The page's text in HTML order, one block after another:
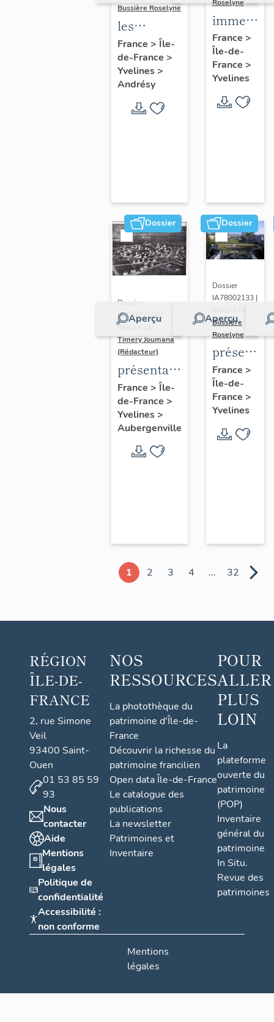
Bussière Roselyne
les
immeubles,
maisons et
fermes du
canton
d'Andrésy
France > Île-
de-France >
Yvelines>
Andrésy
Roselyne
maisons,
fermes
France >
Île-de-
France >
Yvelines
Dossier
Aperçu
Dossier
IA78002210 |
Réalisé par
Timery Joumana
(Rédacteur)
présentation
de l'étude
d'Elisabethville
France > Île-
de-France >
Yvelines>
Aubergenville
Dossier
Aperçu
Dossier
IA78002133 |
Bussière
Roselyne
du
diagnostic
et
France >
Île-de-
France >
Yvelines
1 2 3 4 ... 32
RÉGION
ÎLE-DE-
FRANCE
2, rue Simone
Veil
93400 Saint-
Ouen
01 53 85 59
93
Nous
contacter
Aide
Mentions
légales
Politique de
confidentialité
Accessibilité :
non conforme
NOS
RESSOURCES
La photothèque du
patrimoine d'Île-de-
France
Découvrir la richesse du
patrimoine francilien
Open data Île-de-France
Le catalogue des
publications
La newsletter
Patrimoines et
Inventaire
POUR
ALLER
PLUS
LOIN
La
plateforme
ouverte du
patrimoine
(POP)
Inventaire
général du
patrimoine
In Situ.
Revue des
patrimoines
Mentions
légales